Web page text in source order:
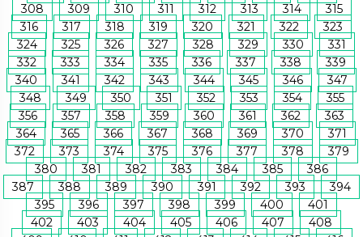
308
309 310 311 312 313 314
315
316
317 318 319 320 321 322
323
324
325 326 327 328 329 330
331
332
333 334 335 336 337 338
339
340
341 342 343 344 345 346
347
348
349 350 351 352 353 354
355
356
357 358 359 360 361 362
363
364
365 366 367 368 369 370
371
372
373 374 375 376 377 378
379
380
381 382 383 384 385
386
387
388 389 390 391 392 393
394
395
396 397 398 399 400
401
402
403 404 405 406 407
408